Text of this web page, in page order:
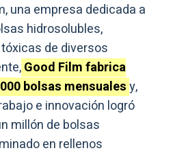
una empresa dedicada a
hidrosolubles,
de diversos
Good Film fabrica
bolsas mensualesy,
e innovación logró
millón de bolsas
en rellenos